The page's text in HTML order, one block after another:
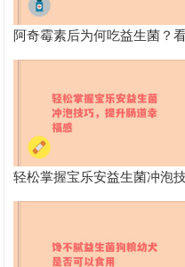
阿奇霉素后为何吃益生菌？
看会发生什么变化
轻松掌握宝乐安益生菌冲泡技
巧，提升肠道幸福感